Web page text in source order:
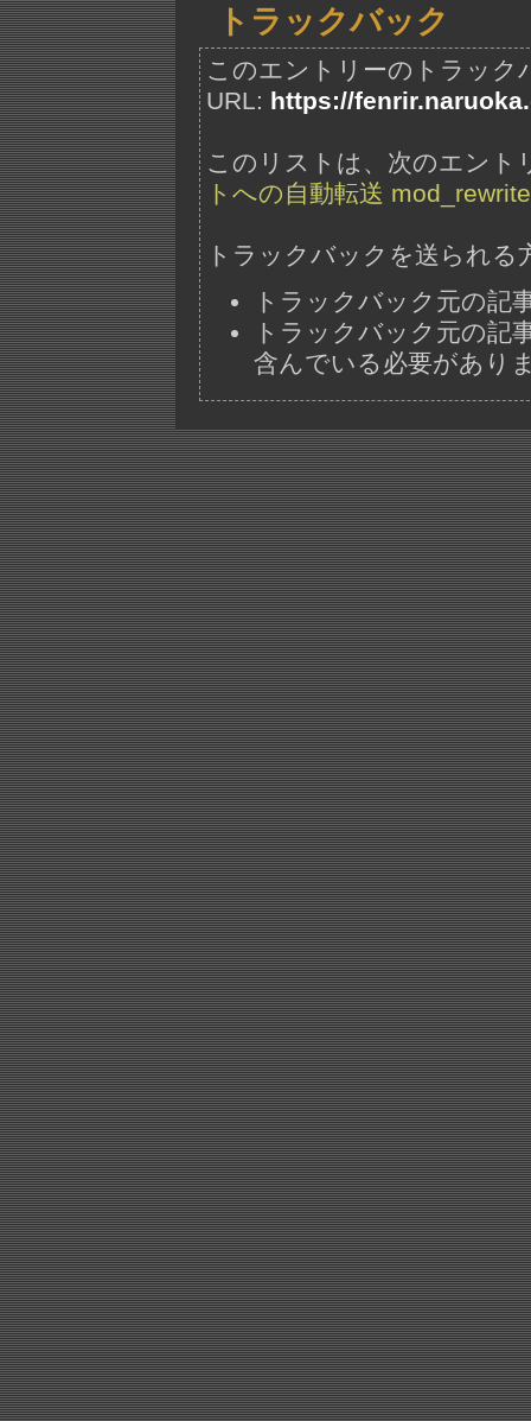
トラックバック
このエントリーのトラック
URL: https://
このリストは、次のエン
トへの自動転送
トラックバックを送られる
トラックバック元の記
トラックバック元の記
含んでいる必要があり